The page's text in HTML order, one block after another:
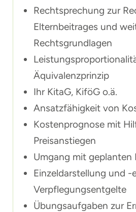
Rechtsprechung zur
Elternbeitrages und
Rechtsgrundlagen
Äquivalenzprinzip
Ihr KitaG, KiföG o.ä.
Ansatzfähigkeit von
Kostenprognose mit
Preisanstiegen
Umgang mit geplanten
Einzeldarstellung und
Verpflegungsentgelte
Übungsaufgaben zur